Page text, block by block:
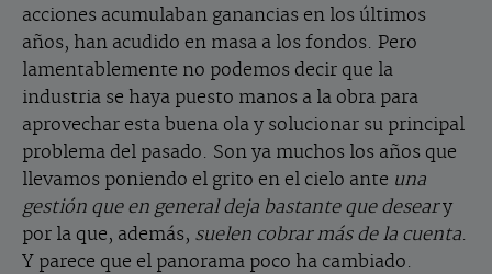
acciones acumulaban ganancias en los últimos
años, han acudido en masa a los fondos. Pero
lamentablemente no podemos decir que la
industria se haya puesto manos a la obra para
aprovechar esta buena ola y solucionar su principal
problema del pasado. Son ya muchos los años que
llevamos poniendo el grito en el cielo ante una
gestión que en general deja bastante que deseary
por la que, además, suelen cobrar más de la cuenta.
Y parece que el panorama poco ha cambiado.